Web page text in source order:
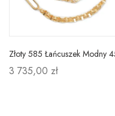
3 735,00 zł